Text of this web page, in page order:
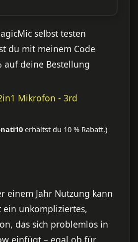
selbst testen
du mit meinem Code
auf deine Bestellung
Mikrofon - 3rd
erhältst du 10 % Rabatt.)
einem Jahr Nutzung kann
ein unkompliziertes,
das sich problemlos in
einfügt – egal ob für